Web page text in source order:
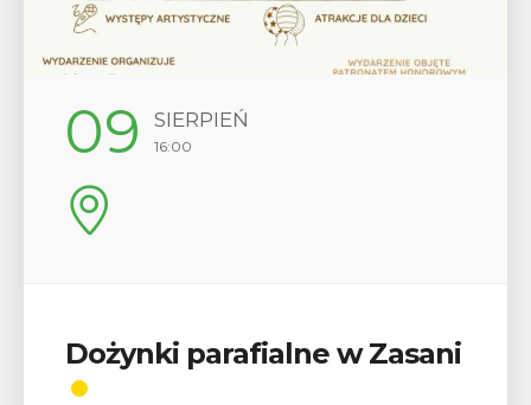
12 SIERPIEŃ
17:00
Wykład „Jak zdobyć
odznaki na myślenickich